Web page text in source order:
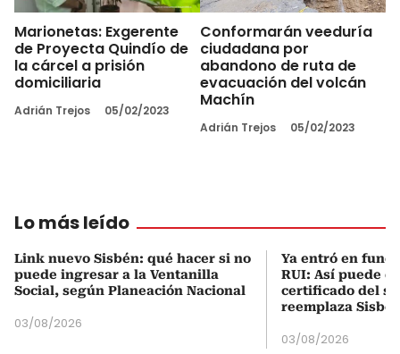
Marionetas: Exgerente
de Proyecta Quindío de
la cárcel a prisión
domiciliaria
Adrián Trejos 05/02/2023
Conformarán veeduría
ciudadana por
abandono de ruta de
evacuación del volcán
Machín
Adrián Trejos 05/02/2023
Lo más leído
Link nuevo Sisbén: qué hacer si no
puede ingresar a la Ventanilla
Social, según Planeación Nacional
03/08/2026
Ya entró en
RUI: Así puede
certificado del
reemplaza
03/08/2026